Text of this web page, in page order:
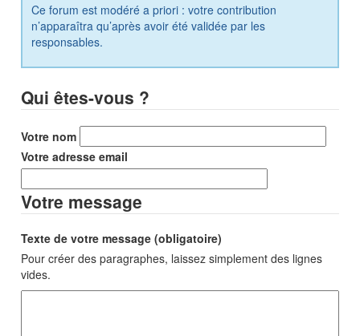
Ce forum est modéré a priori : votre contribution
n’apparaîtra qu’après avoir été validée par les
responsables.
Qui êtes-vous ?
Votre nom
Votre adresse email
Votre message
Texte de votre message (obligatoire)
Pour créer des paragraphes, laissez simplement des lignes
vides.